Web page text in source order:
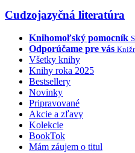
Cudzojazyčná literatúra
Knihomoľský pomocník
Odporúčame pre vás
Všetky knihy
Knihy roka 2025
Bestsellery
Novinky
Pripravované
Akcie a zľavy
Kolekcie
BookTok
Mám záujem o titul